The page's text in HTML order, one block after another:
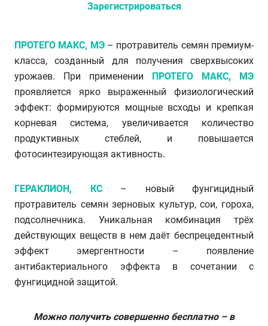
Зарегистрироваться
ПРОТЕГО МАКС, МЭ– протравитель семян премиум-
класса, созданный для получения сверхвысоких
урожаев. При применении ПРОТЕГО МАКС, МЭ
проявляется ярко выраженный физиологический
эффект: формируются мощные всходы и крепкая
корневая система, увеличивается количество
продуктивных стеблей, и повышается
фотосинтезирующая активность.
ГЕРАКЛИОН, КС– новый фунгицидный
протравитель семян зерновых культур, сои, гороха,
подсолнечника. Уникальная комбинация трёх
действующих веществ в нем даёт беспрецедентный
эффект эмергентности – появление
антибактериального эффекта в сочетании с
фунгицидной защитой.
Можно получить совершенно бесплатно – в